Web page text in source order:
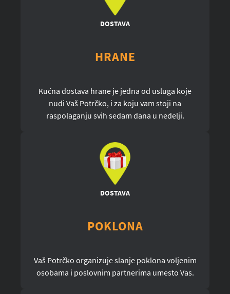
DOSTAVA
HRANE
Kućna dostava hrane je jedna od usluga koje
nudi Vaš Potrčko, i za koju vam stoji na
raspolaganju svih sedam dana u nedelji.
DOSTAVA
POKLONA
Vaš Potrčko organizuje slanje poklona voljenim
osobama i poslovnim partnerima umesto Vas.